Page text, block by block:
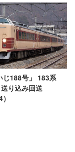
じ188号」 183系
り込み回送